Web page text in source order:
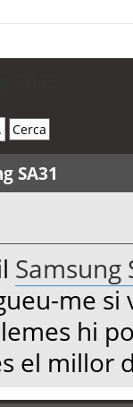
SA31
Samsung
me
hi
el millor